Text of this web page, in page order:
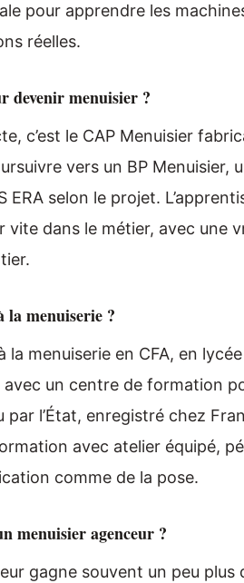
pour apprendre les
réelles.
devenir menuisier ?
c’est le CAP Menuisier
vers un BP Menuisier,
ERA selon le projet.
dans le métier, avec une
la menuiserie ?
la menuiserie en CFA, en
un centre de formation
par l’État, enregistré chez
avec atelier équipé,
comme de la pose.
menuisier agenceur ?
gagne souvent un peu plus